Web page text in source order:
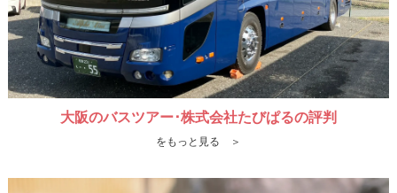
大阪のバスツアー･株式会社たびぱるの評判
をもっと見る ＞